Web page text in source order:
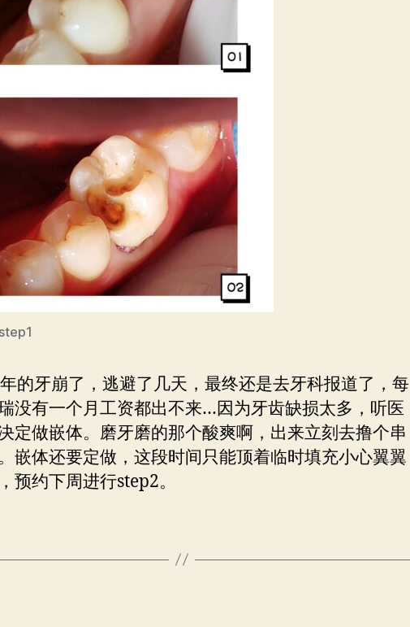
的牙崩了，逃避了几天，最终还是去牙科报道了，每
没有一个月工资都出不来…因为牙齿缺损太多，听医
定做嵌体。磨牙磨的那个酸爽啊，出来立刻去撸个串
嵌体还要定做，这段时间只能顶着临时填充小心翼翼
预约下周进行step2。